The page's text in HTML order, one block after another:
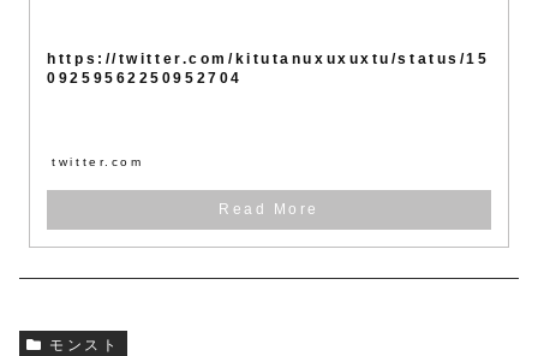
https://twitter.com/kitutanuxuxuxtu/status/15
09259562250952704
twitter.com
モンスト